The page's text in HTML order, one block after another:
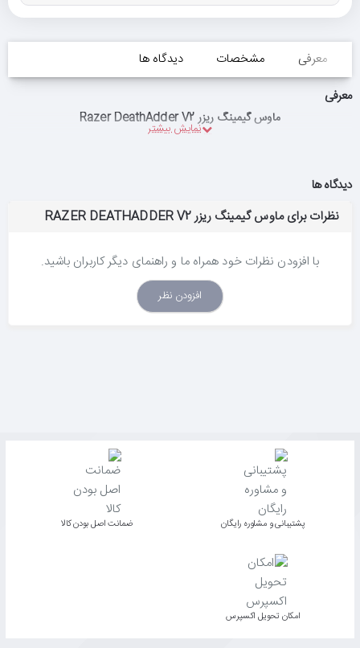
معرفی مشخصات
دیدگاه ها
معرفی
ماوس گیمینگ ریزر Razer DeathAdder V2
دیدگاه ها
نظرات برای ماوس گیمینگ ریزر RAZER DEATHADDER V2
با افزودن نظرات خود همراه ما و راهنمای دیگر کاربران باشید.
افزودن نظر
پشتیبانی و مشاوره رایگان ﺿﻤﺎﻧﺖ اﺻﻞ ﺑﻮدن ﮐﺎﻟﺎ
اﻣﮑﺎن ﺗﺤﻮﯾﻞ اﮐﺴﭙﺮس